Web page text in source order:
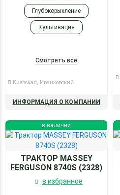
Глубокорыхление
Культивация
Смотреть все
Киевская, Иванковский
ИНФОРМАЦИЯ О КОМПАНИИ
в наличии
ТРАКТОР MASSEY
FERGUSON 8740S (2328)
в избранное